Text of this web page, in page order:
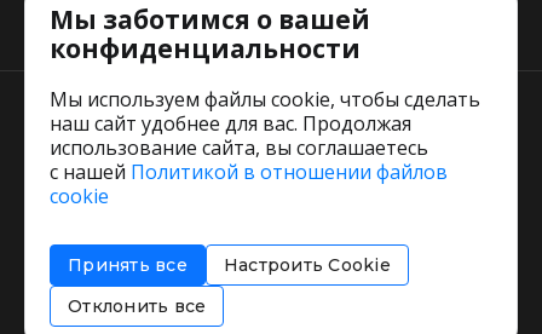
Тарифы
Пользовательское соглашение
Соглашение об информировании
Политика использования cookies
Мы заботимся о вашей
конфиденциальности
Мы используем файлы cookie, чтобы сделать
наш сайт удобнее для вас. Продолжая
использование сайта, вы соглашаетесь
с нашей Политикой в отношении файлов
cookie
Принять все
Настроить Cookie
Отклонить все